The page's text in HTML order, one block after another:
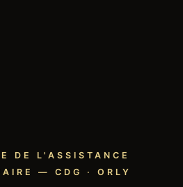
DE L'ASSISTANCE
— CDG · ORLY